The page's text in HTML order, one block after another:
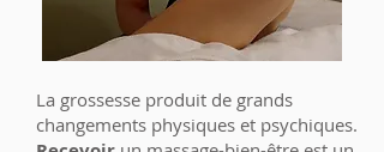
La grossesse produit de grands
changements physiques et psychiques.